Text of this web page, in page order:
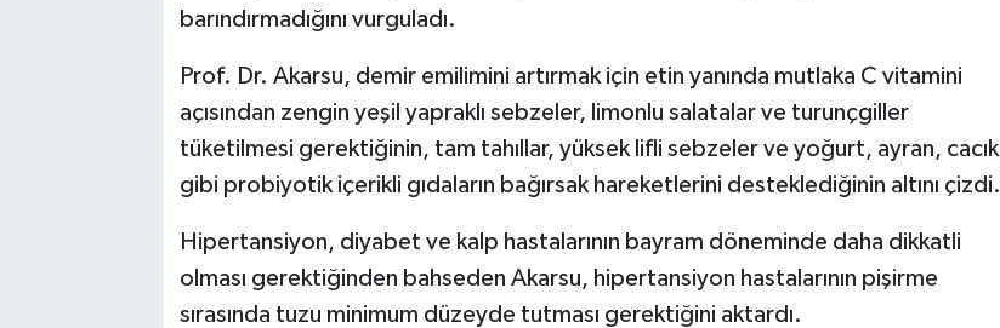
barındırmadığını vurguladı.
Prof. Dr. Akarsu, demir emilimini artırmak için etin yanında mutlaka C vitamini
açısından zengin yeşil yapraklı sebzeler, limonlu salatalar ve turunçgiller
tüketilmesi gerektiğinin, tam tahıllar, yüksek lifli sebzeler ve yoğurt, ayran, cacık
gibi probiyotik içerikli gıdaların bağırsak hareketlerini desteklediğinin altını çizdi.
Hipertansiyon, diyabet ve kalp hastalarının bayram döneminde daha dikkatli
olması gerektiğinden bahseden Akarsu, hipertansiyon hastalarının pişirme
sırasında tuzu minimum düzeyde tutması gerektiğini aktardı.